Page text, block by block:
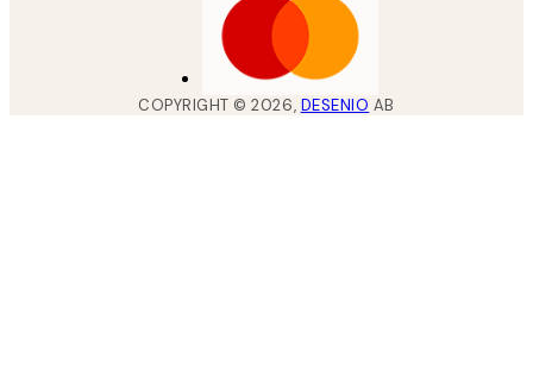
COPYRIGHT ©2026, DESENIO AB